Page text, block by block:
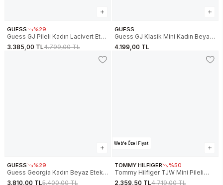
GUESS %29
Guess GJ Pileli Kadın Lacivert Etek
W6RD38D6551-D4IR
3.385,00 TL4.799,00 TL
GUESS
Guess GJ Klasik Mini Kadın Beyaz
Etek W6RD0QD6521-GJWI
4.199,00 TL
GUESS %29
Guess Georgia Kadın Beyaz Etek
V6RD00KD852-G1O6
3.810,00 TL5.400,00 TL
Web'e Özel Fiyat
TOMMY HILFIGER %50
Tommy Hilfiger TJW Mini Pileli
Kadın Bej Etek DW0DW22065ABY
2.359,50 TL4.719,00 TL